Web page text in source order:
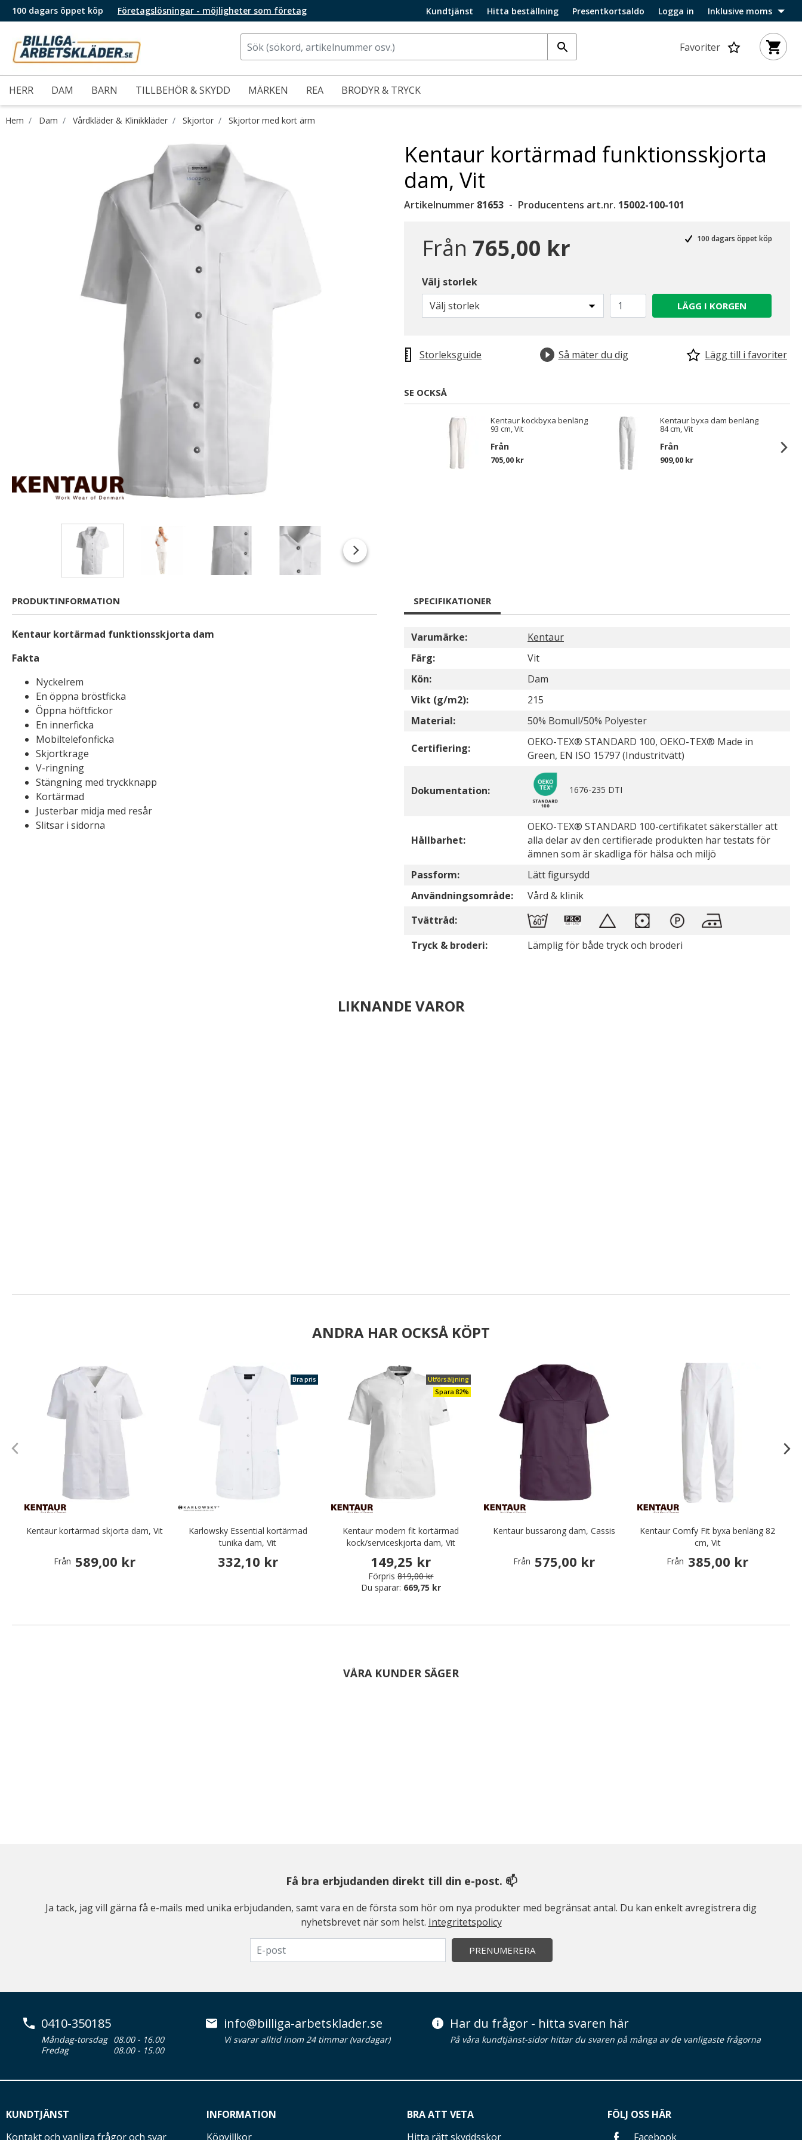
100 dagars öppet köp Företagslösningar - möjligheter som företag Kundtjänst Hitta beställning Presentkortsaldo Logga in Inklusive moms
Favoriter
HERR DAM BARN TILLBEHÖR & SKYDD MÄRKEN REA BRODYR & TRYCK
Hem Dam Vårdkläder & Klinikkläder Skjortor Skjortor med kort ärm
Kentaur kortärmad funktionsskjorta
dam, Vit
Artikelnummer 81653 Producentens art.nr. 15002-100-101
Från 765,00 kr 100 dagars öppet köp
Välj storlek
Välj storlek
LÄGG I KORGEN
Storleksguide Så mäter du dig Lägg till i favoriter
SE OCKSÅ
Kentaur kockbyxa benläng
93 cm, Vit
Från
705,00 kr
Kentaur byxa dam benläng
84 cm, Vit
Från
909,00 kr
PRODUKTINFORMATION
Kentaur kortärmad funktionsskjorta dam
Fakta
Nyckelrem
En öppna bröstficka
Öppna höftfickor
En innerficka
Mobiltelefonficka
Skjortkrage
V-ringning
Stängning med tryckknapp
Kortärmad
Justerbar midja med resår
Slitsar i sidorna
SPECIFIKATIONER
Varumärke:
Kentaur
Färg:
Vit
Kön:
Dam
Vikt (g/m2):
215
Material:
50% Bomull/50% Polyester
Certifiering:
OEKO-TEX® STANDARD 100, OEKO-TEX® Made in
Green, EN ISO 15797 (Industritvätt)
Dokumentation: 1676-235 DTI
Hållbarhet:
OEKO-TEX® STANDARD 100-certifikatet säkerställer att
alla delar av den certifierade produkten har testats för
ämnen som är skadliga för hälsa och miljö
Passform:
Lätt figursydd
Användningsområde:
Vård & klinik
Tvättråd:
Tryck & broderi:
Lämplig för både tryck och broderi
LIKNANDE VAROR
ANDRA HAR OCKSÅ KÖPT
Kentaur kortärmad skjorta dam, Vit
Från 589,00 kr
Bra pris
Karlowsky Essential kortärmad
tunika dam, Vit
332,10 kr
Utförsäljning
Spara 82%
Kentaur modern fit kortärmad
kock/serviceskjorta dam, Vit
149,25 kr
Förpris 819,00 kr
Du sparar: 669,75 kr
Kentaur bussarong dam, Cassis
Från 575,00 kr
Kentaur Comfy Fit byxa benläng 82
cm, Vit
Från 385,00 kr
VÅRA KUNDER SÄGER
Få bra erbjudanden direkt till din e-post. 📫
Ja tack, jag vill gärna få e-mails med unika erbjudanden, samt vara en de första som hör om nya produkter med begränsat antal. Du kan enkelt avregistrera dig
nyhetsbrevet när som helst. Integritetspolicy
PRENUMERERA
0410-350185
Måndag-torsdag 08.00 - 16.00
Fredag
08.00 - 15.00
info@billiga-arbetsklader.se
Vi svarar alltid inom 24 timmar (vardagar)
Har du frågor - hitta svaren här
På våra kundtjänst-sidor hittar du svaren på många av de vanligaste frågorna
KUNDTJÄNST
Kontakt och vanliga frågor och svar
INFORMATION
Köpvillkor
BRA ATT VETA
Hitta rätt skyddsskor
FÖLJ OSS HÄR
Facebook